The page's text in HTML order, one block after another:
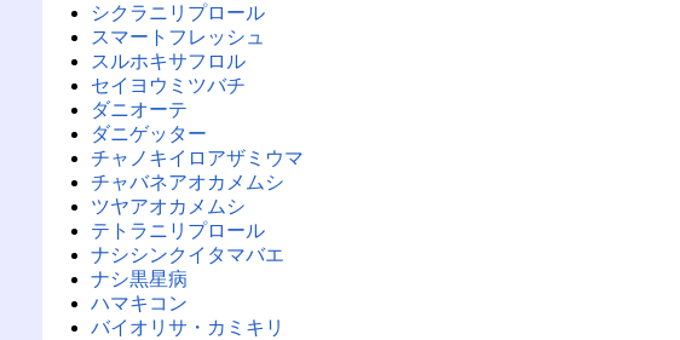
シクラニリプロール
スマートフレッシュ
スルホキサフロル
セイヨウミツバチ
ダニオーテ
ダニゲッター
チャノキイロアザミウマ
チャバネアオカメムシ
ツヤアオカメムシ
テトラニリプロール
ナシシンクイタマバエ
ナシ黒星病
ハマキコン
バイオリサ・カミキリ